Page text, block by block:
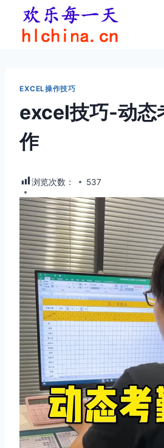
EXCEL操作技巧
excel技巧-动态
作
浏览次数： 537